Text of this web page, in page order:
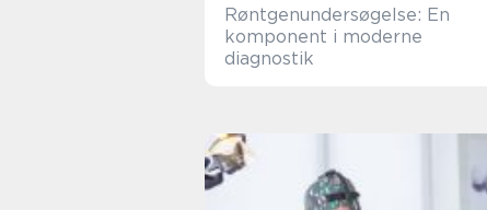
Røntgenundersøgelse: En
komponent i moderne
diagnostik